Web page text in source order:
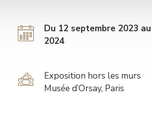
Du 12 septembre 2023
2024
Tarif
Exposition hors les murs
Musée d’Orsay, Paris